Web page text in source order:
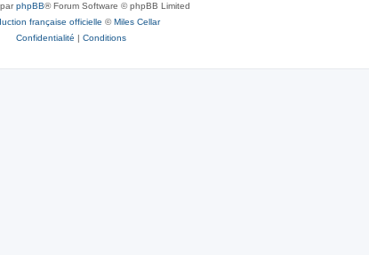
phpBB® Forum Software © phpBB Limited
française officielle ©Miles Cellar
Confidentialité | Conditions